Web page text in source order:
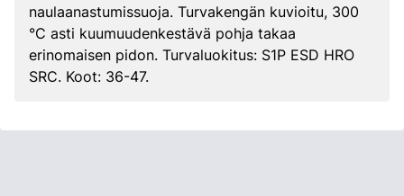
naulaanastumissuoja. Turvakengän kuvioitu, 300
°C asti kuumuudenkestävä pohja takaa
erinomaisen pidon. Turvaluokitus: S1P ESD HRO
SRC. Koot: 36-47.